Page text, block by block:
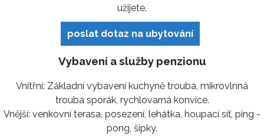
užijete.
poslat dotaz na ubytování
Vybavení a služby penzionu
Vnitřní: Základní vybavení kuchyně trouba, mikrovlnná
trouba sporák, rychlovarná konvice.
Vnější: venkovní terasa, posezení, lehátka, houpací síť, ping -
pong, šipky.